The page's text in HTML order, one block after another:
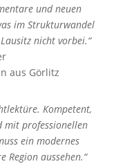
und neuen
im Strukturwandel
nicht vorbei.“
aus Görlitz
Kompetent,
mit professionellen
ein modernes
Region aussehen.“